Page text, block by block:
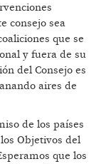
consejo sea
que se
y fuera de su
del Consejo es
aires de
de los países
Objetivos del
que los